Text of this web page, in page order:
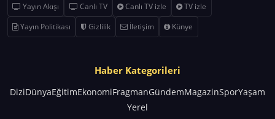
Yayın Akışı Canlı TV Canlı TV izle
TV izle
Yayın Politikası
Gizlilik İletişim Künye
Haber Kategorileri
DiziDünyaEğitimEkonomiFragmanGündemMagazinSporYaşam
Yerel